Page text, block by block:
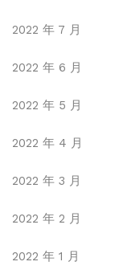
2022 年 7 月
2022 年 6 月
2022 年 5 月
2022 年 4 月
2022 年 3 月
2022 年 2 月
2022 年 1 月